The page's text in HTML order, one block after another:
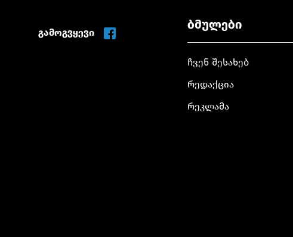
გამოგვყევი
ბმულები
ჩვენ შესახებ
რედაქცია
რეკლამა